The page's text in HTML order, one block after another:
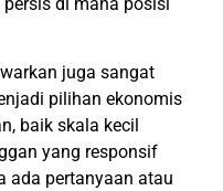
juga sangat
pilihan ekonomis
baik skala kecil
yang responsif
ada pertanyaan atau